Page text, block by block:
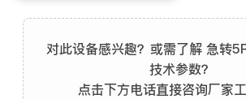
对此设备感兴趣？或需了解 急转
技术参数？
点击下方电话直接咨询厂家工